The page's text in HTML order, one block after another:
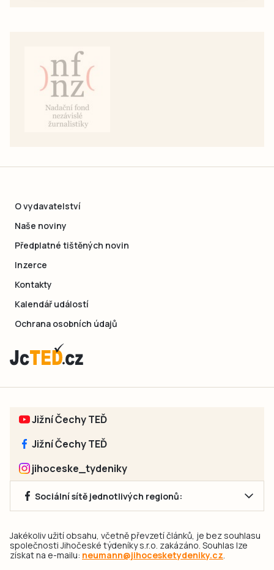
O vydavatelství
Naše noviny
Předplatné tištěných novin
Inzerce
Kontakty
Kalendář událostí
Ochrana osobních údajů
Jižní Čechy TEĎ
Jižní Čechy TEĎ
jihoceske_tydeniky
Sociální sítě jednotlivých regionů:
Jakékoliv užití obsahu, včetně převzetí článků, je bez souhlasu
společnosti Jihočeské týdeníky s.r.o. zakázáno. Souhlas lze
získat na e-mailu: neumann@jihocesketydeniky.cz.